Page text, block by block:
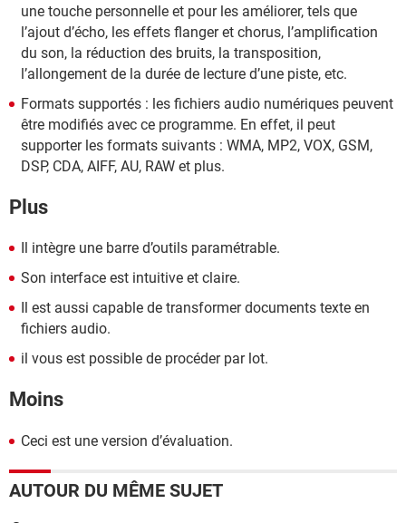
une touche personnelle et pour les améliorer, tels que
l’ajout d’écho, les effets flanger et chorus, l’amplification
du son, la réduction des bruits, la transposition,
l’allongement de la durée de lecture d’une piste, etc.
Formats supportés : les fichiers audio numériques peuvent
être modifiés avec ce programme. En effet, il peut
supporter les formats suivants : WMA, MP2, VOX, GSM,
DSP, CDA, AIFF, AU, RAW et plus.
Plus
Il intègre une barre d’outils paramétrable.
Son interface est intuitive et claire.
Il est aussi capable de transformer documents texte en
fichiers audio.
il vous est possible de procéder par lot.
Moins
Ceci est une version d’évaluation.
AUTOUR DU MÊME SUJET